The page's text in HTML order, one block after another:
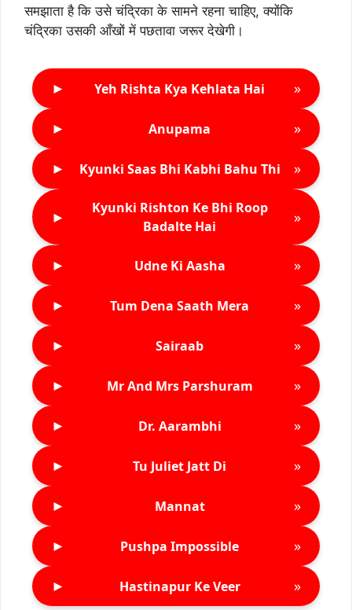
समझाता है कि उसे चंद्रिका के सामने रहना चाहिए, क्योंकि
चंद्रिका उसकी आँखों में पछतावा जरूर देखेगी।
► Yeh Rishta Kya Kehlata Hai »
► Anupama »
► Kyunki Saas Bhi Kabhi Bahu Thi »
►
Kyunki Rishton Ke Bhi Roop
Badalte Hai
»
► Udne Ki Aasha »
► Tum Dena Saath Mera »
► Sairaab »
► Mr And Mrs Parshuram »
► Dr. Aarambhi »
► Tu Juliet Jatt Di »
► Mannat »
► Pushpa Impossible »
► Hastinapur Ke Veer »